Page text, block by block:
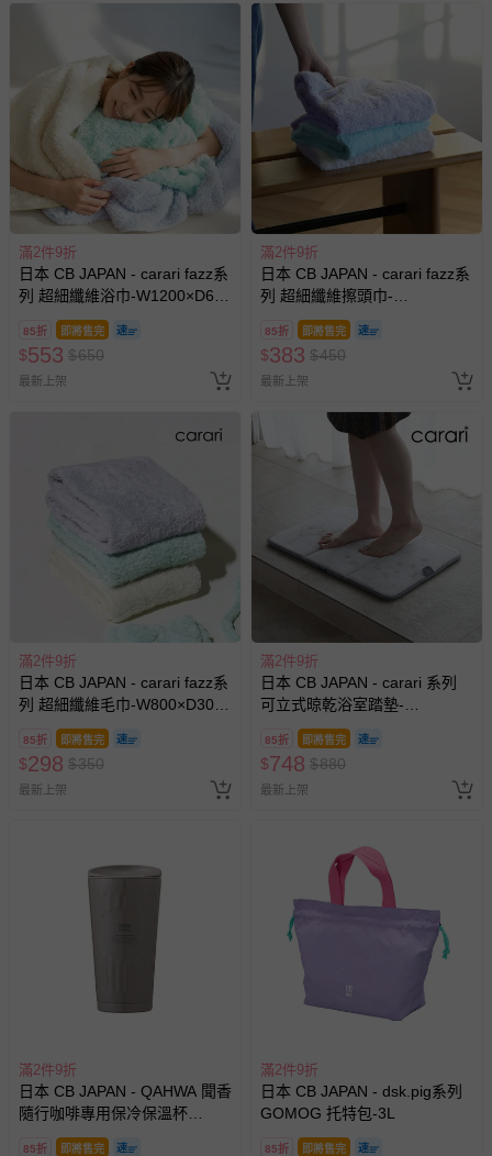
滿2件9折
日本 CB JAPAN - carari fazz系
列 超細纖維浴巾-W1200×D600
85折 即將售完
$553 $650
最新上架
滿2件9折
日本 CB JAPAN - carari fazz系
列 超細纖維擦頭巾-
W1000×D400 mm
85折 即將售完
$383 $450
最新上架
滿2件9折
日本 CB JAPAN - carari fazz系
列 超細纖維毛巾-W800×D300
85折 即將售完
$298 $350
最新上架
滿2件9折
日本 CB JAPAN - carari 系列
可立式晾乾浴室踏墊-
W600×D400 mm
85折 即將售完
$748 $880
最新上架
滿2件9折
日本 CB JAPAN - QAHWA 聞香
隨行咖啡專用保冷保溫杯
350ml-195g
85折 即將售完
滿2件9折
日本 CB JAPAN - dsk.pig系列
GOMOG 托特包-3L
85折 即將售完